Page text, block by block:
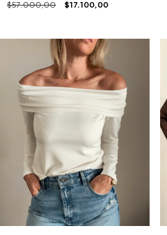
$57.000,00 $17.100,00